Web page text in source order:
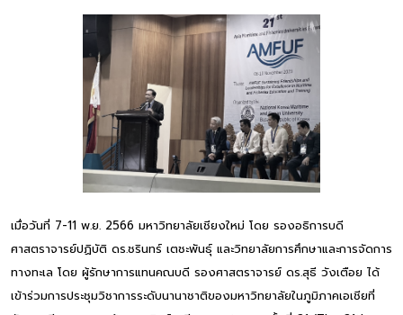
เมื่อวันที่ 7-11 พ.ย. 2566 มหาวิทยาลัยเชียงใหม่ โดย รองอธิการบดี
ศาสตราจารย์ปฏิบัติ ดร.ชรินทร์ เตชะพันธุ์ และวิทยาลัยการศึกษาและการจัดการ
ทางทะเล โดย ผู้รักษาการแทนคณบดี รองศาสตราจารย์ ดร.สุธี วังเตือย ได้
เข้าร่วมการประชุมวิชาการระดับนานาชาติของมหาวิทยาลัยในภูมิภาคเอเชียที่